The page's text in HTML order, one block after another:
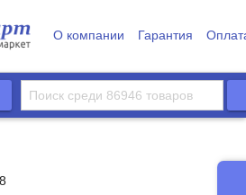
О компании Гарантия